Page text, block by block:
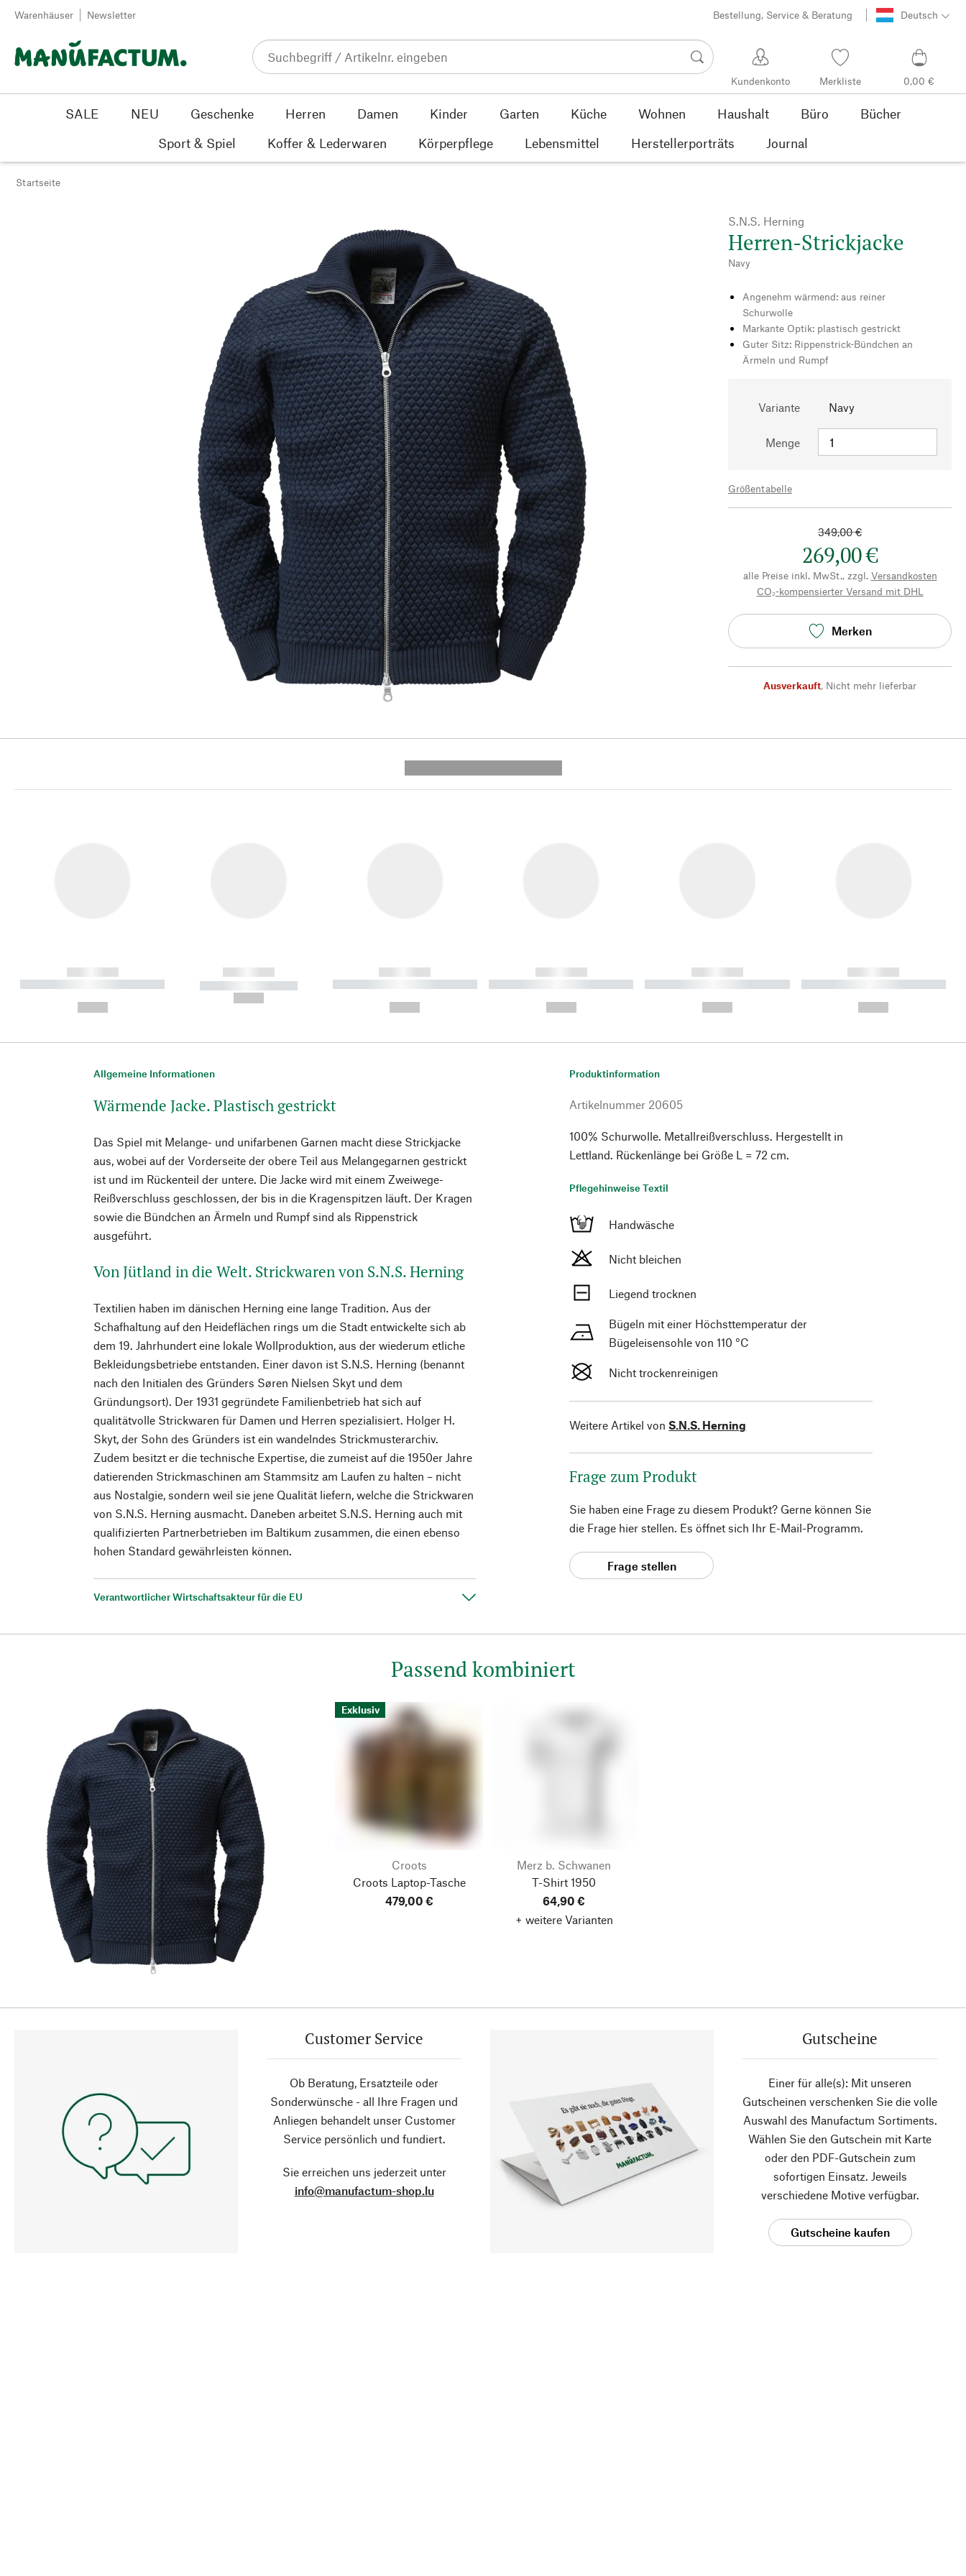
Zum Inhalt springen
Warenhäuser Newsletter Bestellung, Service & Beratung Deutsch
Kundenkonto Merkliste 0,00 €
SALE NEU Geschenke Herren Damen Kinder Garten Küche Wohnen Haushalt Büro
Bücher
Sport & Spiel
Koffer & Lederwaren Körperpflege Lebensmittel Herstellerporträts Journal
Startseite
S.N.S. Herning
Herren-Strickjacke
Navy
Angenehm wärmend: aus reiner
Schurwolle
Markante Optik: plastisch gestrickt
Guter Sitz: Rippenstrick-Bündchen an
Ärmeln und Rumpf
Variante Navy
Menge
Größentabelle
349,00 €
269,00 €
alle Preise inkl. MwSt., zzgl. Versandkosten
CO₂-kompensierter Versand mit DHL
Merken
Ausverkauft, Nicht mehr lieferbar
------------
----------- ----------- ----------
------------
----------- -----------
------------
----------- ----------- ----------
------------
----------- ----------- ----------
------------
----------- ----------- ----------
------------
----------- ----------- ----------
Allgemeine Informationen
Wärmende Jacke. Plastisch gestrickt
Das Spiel mit Melange- und unifarbenen Garnen macht diese Strickjacke
aus, wobei auf der Vorderseite der obere Teil aus Melangegarnen gestrickt
ist und im Rückenteil der untere. Die Jacke wird mit einem Zweiwege-
Reißverschluss geschlossen, der bis in die Kragenspitzen läuft. Der Kragen
sowie die Bündchen an Ärmeln und Rumpf sind als Rippenstrick
ausgeführt.
Von Jütland in die Welt. Strickwaren von S.N.S. Herning
Textilien haben im dänischen Herning eine lange Tradition. Aus der
Schafhaltung auf den Heideflächen rings um die Stadt entwickelte sich ab
dem 19. Jahrhundert eine lokale Wollproduktion, aus der wiederum etliche
Bekleidungsbetriebe entstanden. Einer davon ist S.N.S. Herning (benannt
nach den Initialen des Gründers Søren Nielsen Skyt und dem
Gründungsort). Der 1931 gegründete Familienbetrieb hat sich auf
qualitätvolle Strickwaren für Damen und Herren spezialisiert. Holger H.
Skyt, der Sohn des Gründers ist ein wandelndes Strickmusterarchiv.
Zudem besitzt er die technische Expertise, die zumeist auf die 1950er Jahre
datierenden Strickmaschinen am Stammsitz am Laufen zu halten – nicht
aus Nostalgie, sondern weil sie jene Qualität liefern, welche die Strickwaren
von S.N.S. Herning ausmacht. Daneben arbeitet S.N.S. Herning auch mit
qualifizierten Partnerbetrieben im Baltikum zusammen, die einen ebenso
hohen Standard gewährleisten können.
Verantwortlicher Wirtschaftsakteur für die EU
Produktinformation
Artikelnummer 20605
100% Schurwolle. Metallreißverschluss. Hergestellt in
Lettland. Rückenlänge bei Größe L = 72 cm.
Pflegehinweise Textil
Handwäsche
Nicht bleichen
Liegend trocknen
Bügeln mit einer Höchsttemperatur der
Bügeleisensohle von 110 °C
Nicht trockenreinigen
Weitere Artikel von S.N.S. Herning
Frage zum Produkt
Sie haben eine Frage zu diesem Produkt? Gerne können Sie
die Frage hier stellen. Es öffnet sich Ihr E-Mail-Programm.
Frage stellen
Passend kombiniert
Exklusiv
Croots
Croots Laptop-Tasche
479,00 €
Merz b. Schwanen
T-Shirt 1950
64,90 €
+ weitere Varianten
Customer Service
Ob Beratung, Ersatzteile oder
Sonderwünsche - all Ihre Fragen und
Anliegen behandelt unser Customer
Service persönlich und fundiert.
Sie erreichen uns jederzeit unter
info@manufactum-shop.lu
Gutscheine
Einer für alle(s): Mit unseren
Gutscheinen verschenken Sie die volle
Auswahl des Manufactum Sortiments.
Wählen Sie den Gutschein mit Karte
oder den PDF-Gutschein zum
sofortigen Einsatz. Jeweils
verschiedene Motive verfügbar.
Gutscheine kaufen